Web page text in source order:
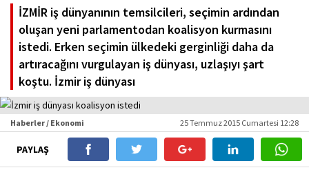
İZMİR iş dünyanının temsilcileri, seçimin ardından
oluşan yeni parlamentodan koalisyon kurmasını
istedi. Erken seçimin ülkedeki gerginliği daha da
artıracağını vurgulayan iş dünyası, uzlaşıyı şart
koştu. İzmir iş dünyası
Haberler / Ekonomi 25 Temmuz 2015 Cumartesi 12:28
PAYLAŞ